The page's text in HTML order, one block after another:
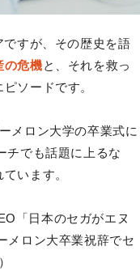
すが、その歴史を語
の危機と、それを救っ
ソードです。
メロン大学の卒業式に
チでも話題に上るな
います。
「日本のセガがエヌ
メロン大卒業祝辞でセ